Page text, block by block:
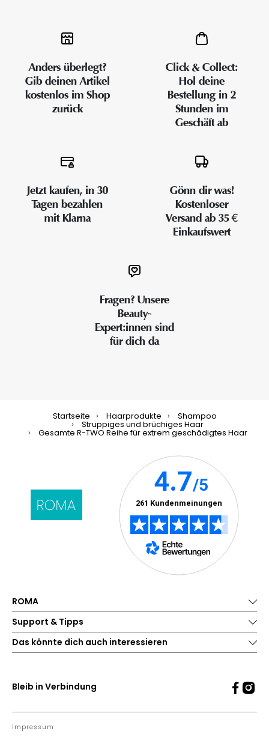
Anders überlegt?
Gib deinen Artikel
kostenlos im Shop
zurück
Click & Collect:
Hol deine
Bestellung in 2
Stunden im
Geschäft ab
Jetzt kaufen, in 30
Tagen bezahlen
mit Klarna
Gönn dir was!
Kostenloser
Versand ab 35 €
Einkaufswert
Fragen? Unsere
Beauty-
Expert:innen sind
für dich da
Startseite Haarprodukte Shampoo
Struppiges und brüchiges Haar
Gesamte R-TWO Reihe für extrem geschädigtes Haar
ROMA
Support & Tipps
Das könnte dich auch interessieren
Bleib in Verbindung
Impressum